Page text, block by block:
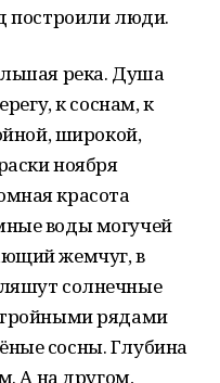
построили люди.
река. Душа
к соснам, к
широкой,
ноября
красота
воды могучей
жемчуг, в
солнечные
рядами
сосны. Глубина
А на другом,